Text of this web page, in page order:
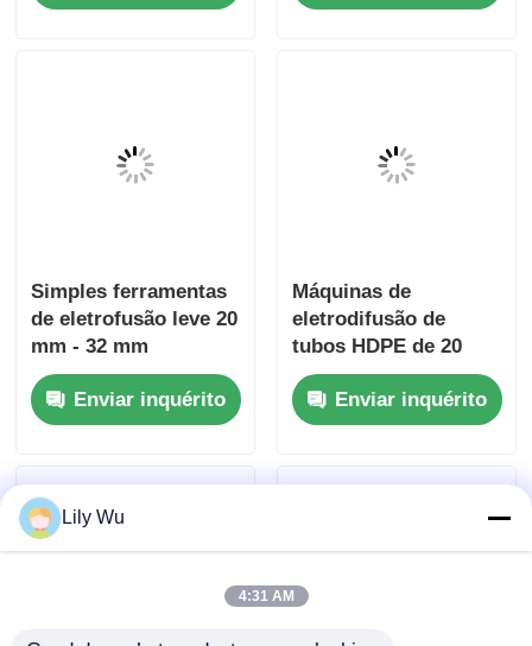
Eletrofusão
Simples ferramentas
de eletrofusão leve 20
mm - 32 mm
Enviar inquérito
Máquinas de
eletrodifusão de
tubos HDPE de 20
mm a 63 mm
Enviar inquérito
Lily Wu
4:31 AM